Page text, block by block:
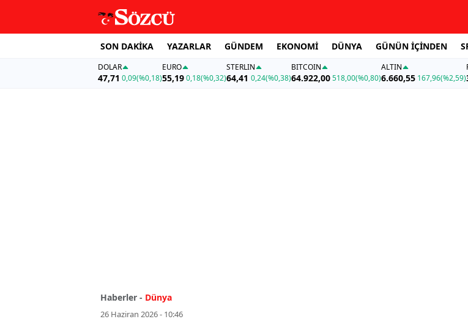
SON DAKİKA YAZARLAR GÜNDEM EKONOMİ DÜNYA GÜNÜN İÇİNDEN
DOLAR
47,71 0,09(%0,18)
EURO
55,19 0,18(%0,32)
STERLIN
64,41 0,24(%0,38)
BITCOIN
64.922,00518,00(%0,80)
ALTIN
6.660,55 167,96(%2,59)
Haberler - Dünya
26 Haziran 2026 - 10:46